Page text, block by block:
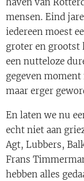
mensen. Eind
iedereen moest
groter en grootst
een nutteloze
gegeven
maar erger
En laten we nu
echt niet aan
Agt, Lubbers,
Frans
hebben alles